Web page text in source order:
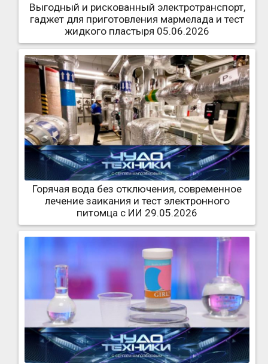
Выгодный и рискованный электротранспорт,
гаджет для приготовления мармелада и тест
жидкого пластыря 05.06.2026
Горячая вода без отключения, современное
лечение заикания и тест электронного
питомца с ИИ 29.05.2026